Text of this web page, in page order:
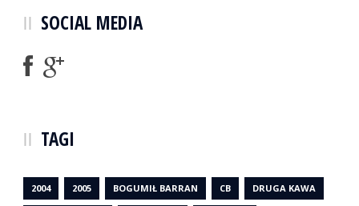
SOCIAL MEDIA
TAGI
2004 2005 BOGUMIŁ BARRAN CB DRUGA KAWA